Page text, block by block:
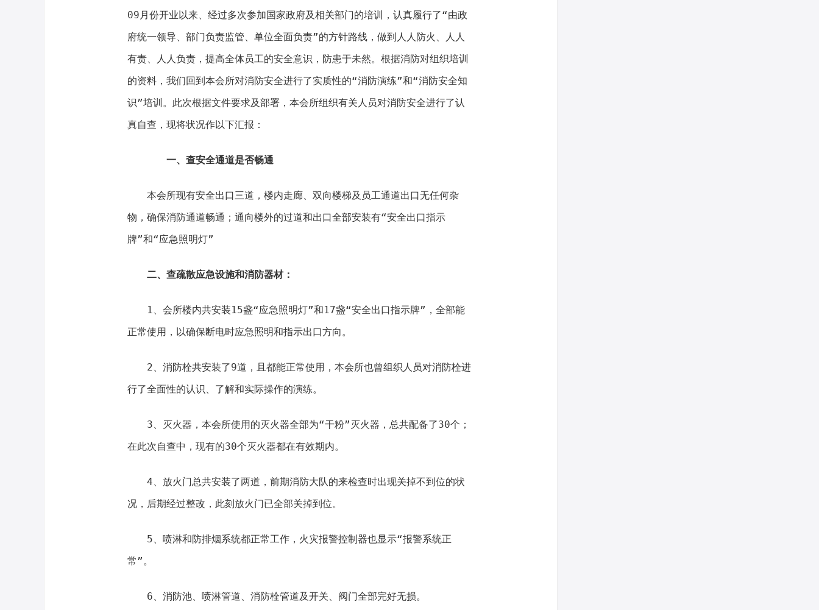
09月份开业以来、经过多次参加国家政府及相关部门的培训，认真履行了“由政
府统一领导、部门负责监管、单位全面负责”的方针路线，做到人人防火、人人
有责、人人负责，提高全体员工的安全意识，防患于未然。根据消防对组织培训
的资料，我们回到本会所对消防安全进行了实质性的“消防演练”和“消防安全知
识”培训。此次根据文件要求及部署，本会所组织有关人员对消防安全进行了认
真自查，现将状况作以下汇报：
一、查安全通道是否畅通
本会所现有安全出口三道，楼内走廊、双向楼梯及员工通道出口无任何杂
物，确保消防通道畅通；通向楼外的过道和出口全部安装有“安全出口指示
牌”和“应急照明灯”
二、查疏散应急设施和消防器材：
1、会所楼内共安装15盏“应急照明灯”和17盏“安全出口指示牌”，全部能
正常使用，以确保断电时应急照明和指示出口方向。
2、消防栓共安装了9道，且都能正常使用，本会所也曾组织人员对消防栓进
行了全面性的认识、了解和实际操作的演练。
3、灭火器，本会所使用的灭火器全部为“干粉”灭火器，总共配备了30个；
在此次自查中，现有的30个灭火器都在有效期内。
4、放火门总共安装了两道，前期消防大队的来检查时出现关掉不到位的状
况，后期经过整改，此刻放火门已全部关掉到位。
5、喷淋和防排烟系统都正常工作，火灾报警控制器也显示“报警系统正
常”。
6、消防池、喷淋管道、消防栓管道及开关、阀门全部完好无损。